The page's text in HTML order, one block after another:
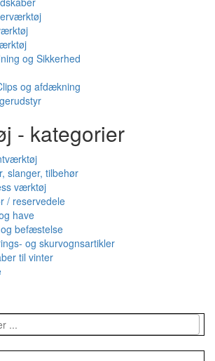
og Sikkerhed
og afdækning
- kategorier
slanger, tilbehør
værktøj
/ reservedele
have
befæstelse
og skurvognsartikler
til vinter